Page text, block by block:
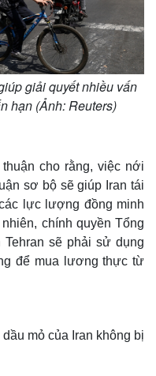
giải quyết nhiều vấn
hạn (Ảnh: Reuters)
cho rằng, việc nới
sơ bộ sẽ giúp Iran tái
lực lượng đồng minh
chính quyền Tổng
Tehran sẽ phải sử dụng
để mua lương thực từ
mỏ của Iran không bị